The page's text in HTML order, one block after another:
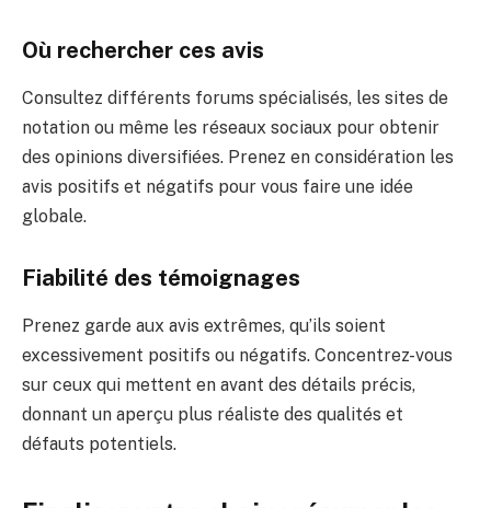
Où rechercher ces avis
Consultez différents forums spécialisés, les sites de
notation ou même les réseaux sociaux pour obtenir
des opinions diversifiées. Prenez en considération les
avis positifs et négatifs pour vous faire une idée
globale.
Fiabilité des témoignages
Prenez garde aux avis extrêmes, qu’ils soient
excessivement positifs ou négatifs. Concentrez-vous
sur ceux qui mettent en avant des détails précis,
donnant un aperçu plus réaliste des qualités et
défauts potentiels.